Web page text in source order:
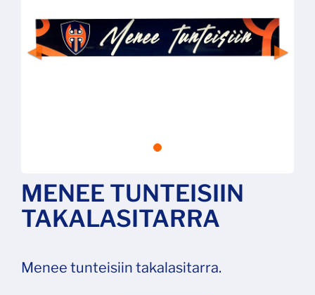
MENEE TUNTEISIIN
TAKALASITARRA
Menee tunteisiin takalasitarra.